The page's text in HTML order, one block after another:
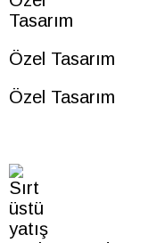
Özel Tasarım
Özel Tasarım